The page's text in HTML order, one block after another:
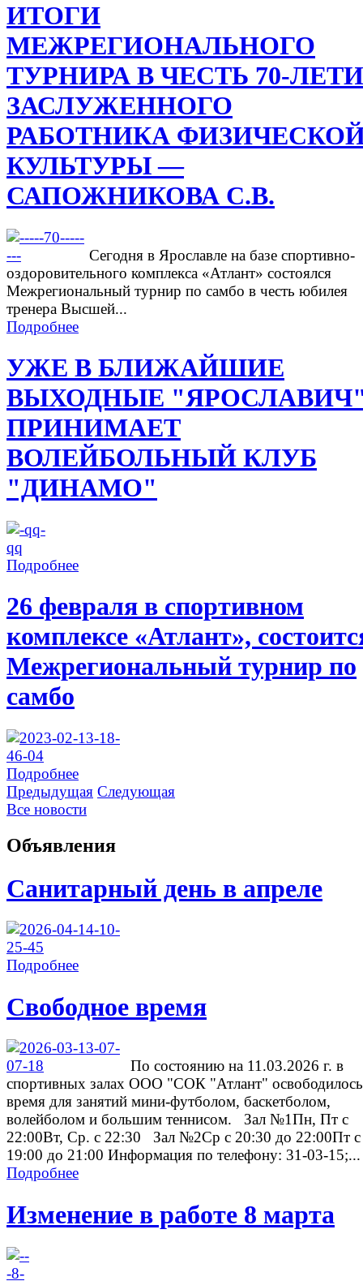
ИТОГИ
МЕЖРЕГИОНАЛЬНОГО
ТУРНИРА В ЧЕСТЬ 70-
ЗАСЛУЖЕННОГО
РАБОТНИКА
КУЛЬТУРЫ —
САПОЖНИКОВА С.В.
Сегодня в Ярославле на базе спортивно-
оздоровительного комплекса «Атлант» состоялся
Межрегиональный турнир по самбо в честь юбилея
тренера Высшей...
Подробнее
УЖЕ В БЛИЖАЙШИЕ
ВЫХОДНЫЕ
ПРИНИМАЕТ
ВОЛЕЙБОЛЬНЫЙ КЛУБ
"ДИНАМО"
Подробнее
26 февраля в спортивном
комплексе «Атлант»,
Межрегиональный турнир по
самбо
Подробнее
Предыдущая Следующая
Все новости
Объявления
Санитарный день в апреле
Подробнее
Свободное время
По состоянию на 11.03.2026 г. в
спортивных залах ООО "СОК "Атлант" освободилось
время для занятий мини-футболом, баскетболом,
волейболом и большим теннисом. Зал №1Пн, Пт с
22:00Вт, Ср. с 22:30 Зал №2Ср с 20:30 до 22:00Пт с
19:00 до 21:00 Информация по телефону: 31-03-15;...
Подробнее
Изменение в работе 8 марта